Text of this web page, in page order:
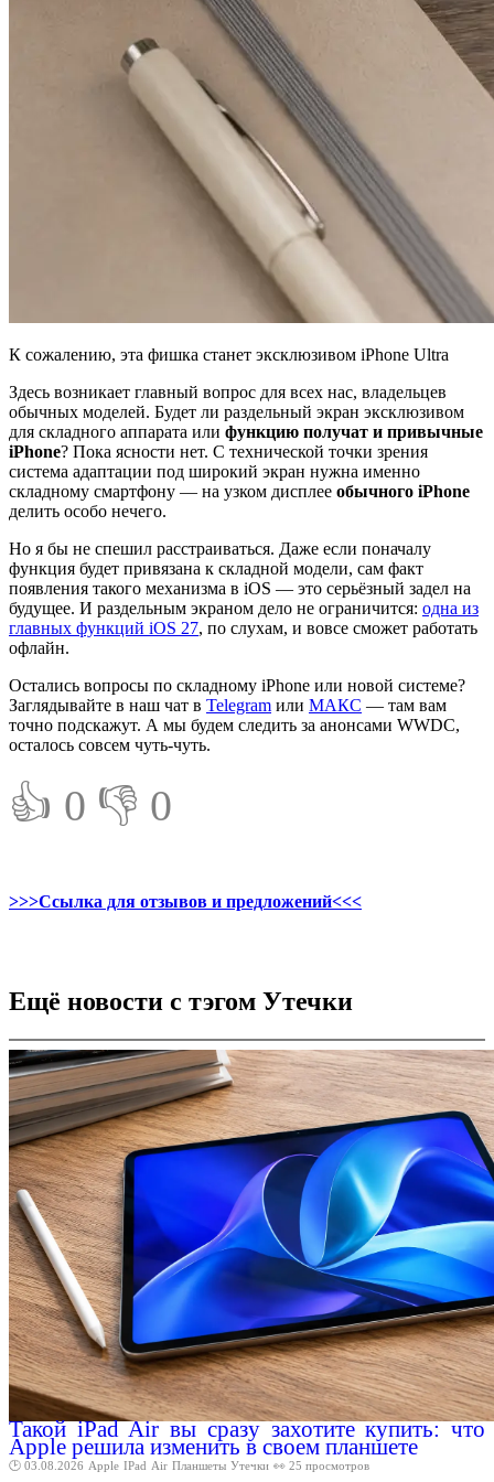
К сожалению, эта фишка станет эксклюзивом iPhone Ultra
Здесь возникает главный вопрос для всех нас, владельцев
обычных моделей. Будет ли раздельный экран эксклюзивом
для складного аппарата или функцию получат и привычные
iPhone? Пока ясности нет. С технической точки зрения
система адаптации под широкий экран нужна именно
складному смартфону — на узком дисплее обычного iPhone
делить особо нечего.
Но я бы не спешил расстраиваться. Даже если поначалу
функция будет привязана к складной модели, сам факт
появления такого механизма в iOS — это серьёзный задел на
будущее. И раздельным экраном дело не ограничится: одна из
главных функций iOS 27, по слухам, и вовсе сможет работать
офлайн.
Остались вопросы по складному iPhone или новой системе?
Заглядывайте в наш чат в Telegram или МАКС — там вам
точно подскажут. А мы будем следить за анонсами WWDC,
осталось совсем чуть-чуть.
👍 0 👎 0
>>>Ссылка для отзывов и предложений<<<
Ещё новости с тэгом Утечки
Такой iPad Air вы сразу захотите купить: что
Apple решила изменить в своем планшете
🕑 03.08.2026 Apple IPad Air Планшеты Утечки 👀 25 просмотров